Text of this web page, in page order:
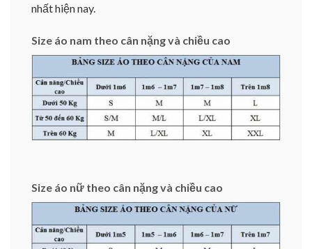
nhất hiện nay.
Size áo nam theo cân nặng và chiều cao
Size áo nữ theo cân nặng và chiều cao